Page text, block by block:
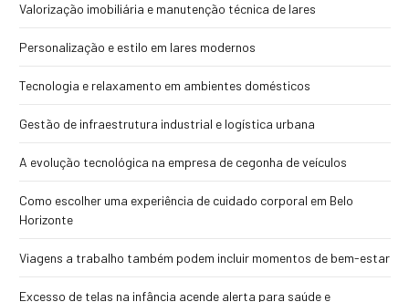
Valorização imobiliária e manutenção técnica de lares
Personalização e estilo em lares modernos
Tecnologia e relaxamento em ambientes domésticos
Gestão de infraestrutura industrial e logística urbana
A evolução tecnológica na empresa de cegonha de veículos
Como escolher uma experiência de cuidado corporal em Belo
Horizonte
Viagens a trabalho também podem incluir momentos de bem-estar
Excesso de telas na infância acende alerta para saúde e